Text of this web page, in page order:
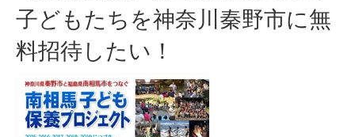
子どもたちを神奈川秦野市に無
料招待したい！